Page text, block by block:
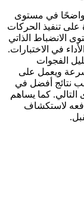
واضحًا في مستوى
على تنفيذ الحركات
الانضباط الذاتي
في الاختبارات.
الفجوات
ويعمل على
نتائج أفضل في
التالي. كما يساهم
لاستكشاف